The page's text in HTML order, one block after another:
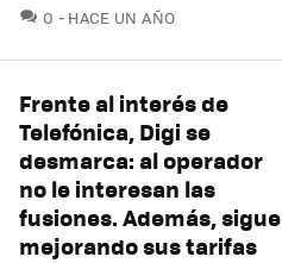
0 COMENTARIOS
HACE UN AÑO
Frente al interés de
Telefónica, Digi se
desmarca: al operador
no le interesan las
fusiones. Además, sigue
mejorando sus tarifas